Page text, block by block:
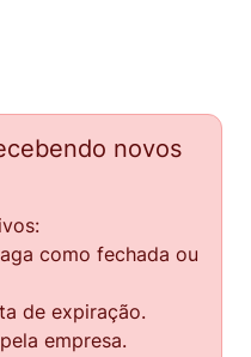
novos
como fechada ou
de expiração.
empresa.